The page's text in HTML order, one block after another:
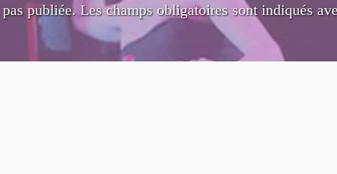
publiée. Les champs obligatoires sont indiqués